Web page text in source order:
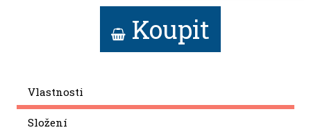
Koupit
Vlastnosti
Složení